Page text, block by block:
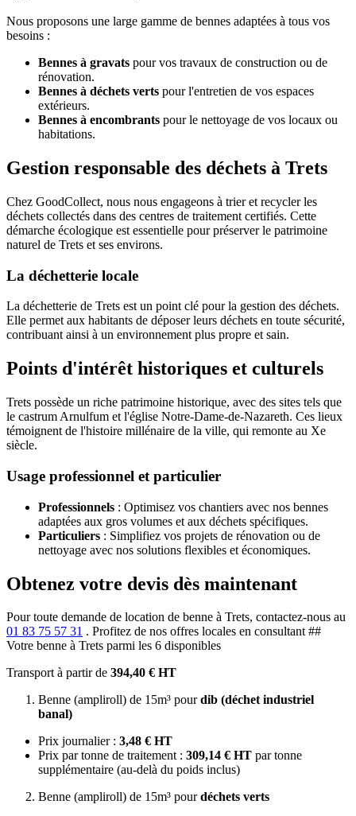
Nous proposons une large gamme de bennes adaptées à tous vos
besoins :
Bennes à gravats pour vos travaux de construction ou de
rénovation.
Bennes à déchets verts pour l'entretien de vos espaces
extérieurs.
Bennes à encombrants pour le nettoyage de vos locaux ou
habitations.
Gestion responsable des déchets à Trets
Chez GoodCollect, nous nous engageons à trier et recycler les
déchets collectés dans des centres de traitement certifiés. Cette
démarche écologique est essentielle pour préserver le patrimoine
naturel de Trets et ses environs.
La déchetterie locale
La déchetterie de Trets est un point clé pour la gestion des déchets.
Elle permet aux habitants de déposer leurs déchets en toute sécurité,
contribuant ainsi à un environnement plus propre et sain.
Points d'intérêt historiques et culturels
Trets possède un riche patrimoine historique, avec des sites tels que
le castrum Arnulfum et l'église Notre-Dame-de-Nazareth. Ces lieux
témoignent de l'histoire millénaire de la ville, qui remonte au Xe
siècle.
Usage professionnel et particulier
Professionnels : Optimisez vos chantiers avec nos bennes
adaptées aux gros volumes et aux déchets spécifiques.
Particuliers : Simplifiez vos projets de rénovation ou de
nettoyage avec nos solutions flexibles et économiques.
Obtenez votre devis dès maintenant
Pour toute demande de location de benne à Trets, contactez-nous au
01 83 75 57 31 . Profitez de nos offres locales en consultant ##
Votre benne à Trets parmi les 6 disponibles
Transport à partir de 394,40 € HT
Benne (ampliroll) de 15m³ pourdib (déchet industriel
banal)
Prix journalier : 3,48 € HT
Prix par tonne de traitement : 309,14 € HT par tonne
supplémentaire (au-delà du poids inclus)
Benne (ampliroll) de 15m³ pourdéchets verts